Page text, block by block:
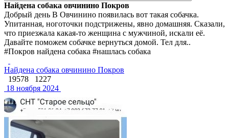
Найдена собака овчинино Покров
Добрый день В Овчинино появилась вот такая собачка.
Упитанная, ноготочки подстрижены, явно домашняя. Сказали,
что приезжала какая-то женщина с мужчиной, искали её.
Давайте поможем собачке вернуться домой. Тел для..
#Покров найдена собака #нашлась собака
Найдена собака овчинино Покров
19578
1227
18 ноября 2024